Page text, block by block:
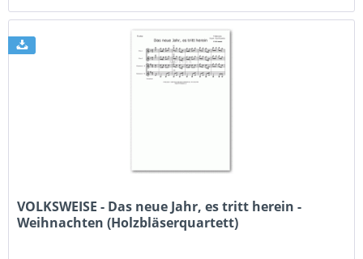
VOLKSWEISE - Das neue Jahr, es tritt herein -
Weihnachten (Holzbläserquartett)